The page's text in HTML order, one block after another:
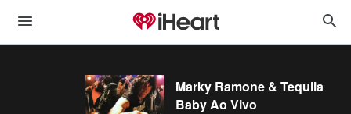
Marky Ramone & Tequila
Baby Ao Vivo